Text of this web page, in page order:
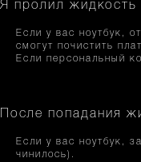
Я пролил жидкость
Если у вас ноутбук,
смогут почистить
Если персональный
После попадания
Если у вас ноутбук,
чинилось).